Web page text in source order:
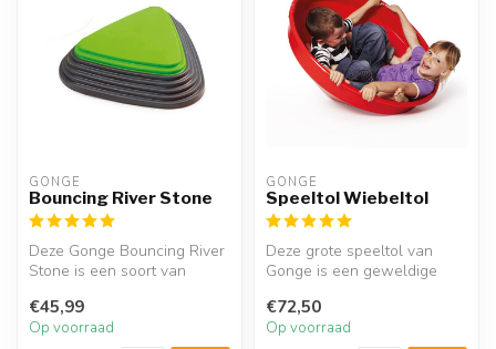
GONGE
Bouncing River Stone
Deze Gonge Bouncing River
Stone is een soort van
ingebou...
€45,99
Op voorraad
GONGE
Speeltol Wiebeltol
Deze grote speeltol van
Gonge is een geweldige
waarmee ki...
€72,50
Op voorraad